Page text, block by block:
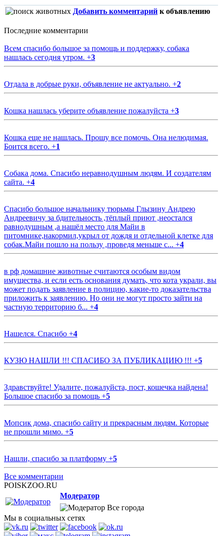
Добавить комментарий к объявлению
Последние комментарии
Всем спасибо большое за помощь и поддержку, собака
нашлась сегодня утром. +3
Отдала в добрые руки, объявление не актуально. +2
Кошка нашлась уберите объявление пожалуйста +3
Кошка еще не нашлась. Прошу все помочь. Она нелюдимая.
Боится всего. +1
Собака дома. Спасибо неравнодушным людям. И создателям
сайта. +4
Спасибо большое начальнику тюрьмы Глызину Андрею
Андреевичу за бдительность ,тёплый приют ,неостался
равнодушным ,а нашёл место для Майи в
питомнике,накормил,укрыл от дождя и отдельной клетке для
собак.Майи пошло на пользу ,проведя меньше с... +4
в рф домашние животные считаются особым видом
имущества, и если есть основания думать, что кота украли, вы
может подать заявление в полицию, какие-то доказательства
приложить к заявлению. Но они не могут просто зайти на
частную территорию б... +4
Нашелся. Спасибо +4
КУЗЮ НАШЛИ !!! СПАСИБО ЗА ПУБЛИКАЦИЮ !!! +5
Здравствуйте! Удалите, пожалуйста, пост, кошечка найдена!
Большое спасибо за помощь +5
Мопсик дома, спасибо сайту и прекрасным людям. Которые
не прошли мимо. +5
Нашли, спасибо за платформу +5
Все комментарии
POISKZOO.RU
Модератор
Все города
Мы в социальных сетях